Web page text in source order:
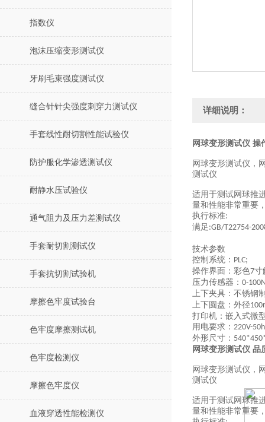
指数仪
泡沫压缩变形测试仪
牙刷毛束强度测试仪
缝合针针尖强度刺穿力测试仪
手套线性耐切割性能试验仪
防护服化学渗透测试仪
耐静水压试验仪
通气阻力及压力差测试仪
手套耐切割测试仪
手套抗切割试验机
摩擦色牢度试验台
色牢度摩擦测试机
色牢度检测仪
摩擦色牢度仪
血液穿透性能检测仪
详细说明：
网球变形测试仪 操
网球变形测试仪，
测试仪
适用于测试网球推
量和性能非常重要
执行标准:
满足 :GB/T22754-
技术参数
控制系统： PLC;
操作界面：彩色7寸
压力传感器： 0-
上下夹具：不锈钢
上下圆盘：外径
打印机：嵌入式微
用电要求： 220V-
外形尺寸：
网球变形测试仪 品
网球变形测试仪，
测试仪
适用于测试网球推
量和性能非常重要